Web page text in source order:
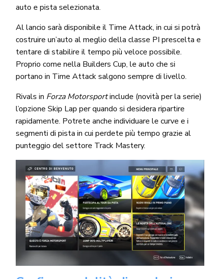
auto e pista selezionata.
Al lancio sarà disponibile il Time Attack, in cui si potrà
costruire un’auto al meglio della classe PI prescelta e
tentare di stabilire il tempo più veloce possibile.
Proprio come nella Builders Cup, le auto che si
portano in Time Attack salgono sempre di livello.
Rivals in Forza Motorsportinclude (novità per la serie)
l’opzione Skip Lap per quando si desidera ripartire
rapidamente. Potrete anche individuare le curve e i
segmenti di pista in cui perdete più tempo grazie al
punteggio del settore Track Mastery.